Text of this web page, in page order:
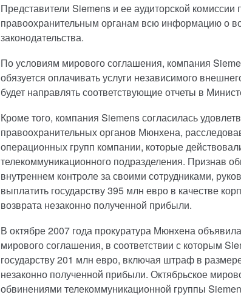
Представители Siemens и ее аудиторской комиссии
правоохранительным органам всю информацию о
законодательства.
По условиям мирового соглашения, компания
обязуется оплачивать услуги независимого
будет направлять соответствующие отчеты в
Кроме того, компания Siemens согласилась
правоохранительных органов Мюнхена,
операционных групп компании, которые
телекоммуникационного подразделения. Признав
внутреннем контроле за своими сотрудниками,
выплатить государству 395 млн евро в качестве
возврата незаконно полученной прибыли.
В октябре 2007 года прокуратура Мюнхена
мирового соглашения, в соответствии с которым
государству 201 млн евро, включая штраф в
незаконно полученной прибыли. Октябрьское
обвинениями телекоммуникационной группы